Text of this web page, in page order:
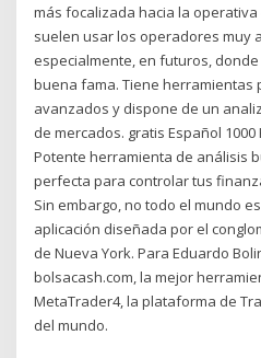
más focalizada hacia la
suelen usar los operadores muy
especialmente, en futuros,
buena fama. Tiene herramientas
avanzados y dispone de un
de mercados. gratis Español 1000
Potente herramienta de análisis
perfecta para controlar tus
Sin embargo, no todo el mundo
aplicación diseñada por el
de Nueva York. Para Eduardo
bolsacash.com, la mejor
MetaTrader4, la plataforma de
del mundo.